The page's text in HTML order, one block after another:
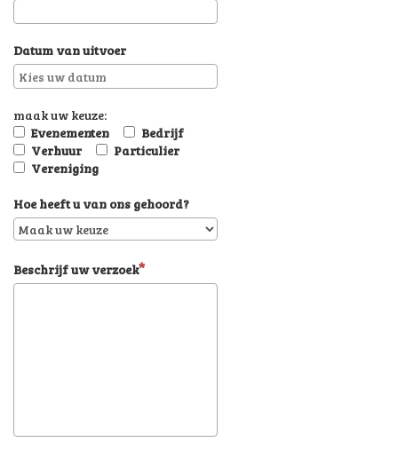
Datum van uitvoer
maak uw keuze:
Evenementen
Bedrijf
Verhuur
Particulier
Vereniging
Hoe heeft u van ons gehoord?
Beschrijf uw verzoek